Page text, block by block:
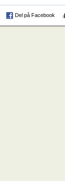
Del på Facebook